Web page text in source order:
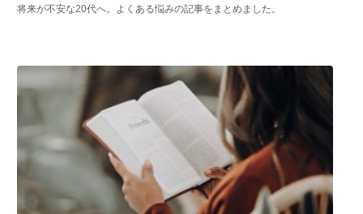
将来が不安な20代へ。よくある悩みの記事をまとめました。